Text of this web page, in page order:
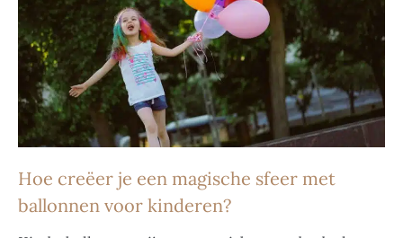
Hoe creëer je een magische sfeer met
ballonnen voor kinderen?